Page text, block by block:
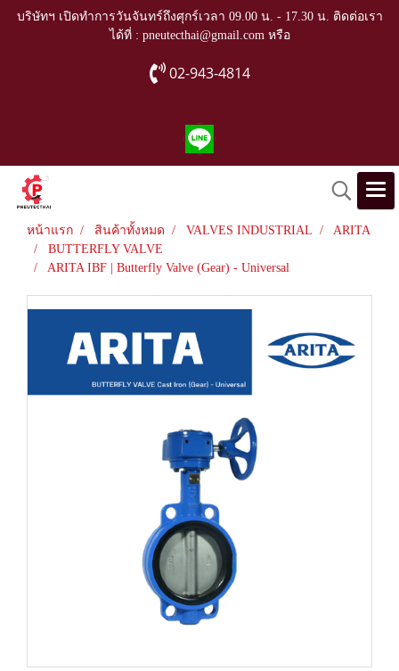
บริษัทฯ เปิดทำการวันจันทร์ถึงศุกร์เวลา 09.00 น. - 17.30 น. ติดต่อเรา
ได้ที่ : pneutecthai@gmail.com หรือ
02-943-4814
หน้าแรก สินค้าทั้งหมด VALVES INDUSTRIAL
ARITA
BUTTERFLY VALVE
ARITA IBF | Butterfly Valve (Gear) - Universal